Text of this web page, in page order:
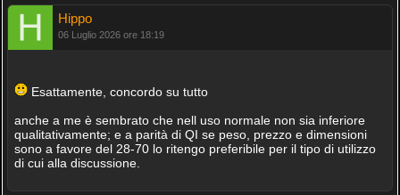
Hippo
06 Luglio 2026 ore 18:19
Esattamente, concordo su tutto
anche a me è sembrato che nell uso normale non sia inferiore
qualitativamente; e a parità di QI se peso, prezzo e dimensioni
sono a favore del 28-70 lo ritengo preferibile per il tipo di utilizzo
di cui alla discussione.